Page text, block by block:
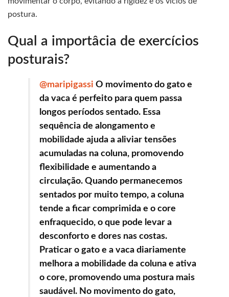
postura.
Qual a importâcia de exercícios
posturais?
@maripigassi O movimento do gato e
da vaca é perfeito para quem passa
longos períodos sentado. Essa
sequência de alongamento e
mobilidade ajuda a aliviar tensões
acumuladas na coluna, promovendo
flexibilidade e aumentando a
circulação. Quando permanecemos
sentados por muito tempo, a coluna
tende a ficar comprimida e o core
enfraquecido, o que pode levar a
desconforto e dores nas costas.
Praticar o gato e a vaca diariamente
melhora a mobilidade da coluna e ativa
o core, promovendo uma postura mais
saudável. No movimento do gato,